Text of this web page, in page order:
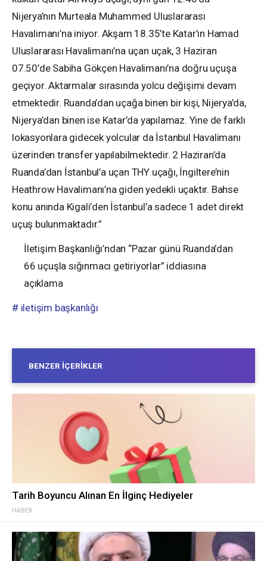
Nijerya’nın Murteala Muhammed Uluslararası
Havalimanı’na iniyor. Akşam 18.35’te Katar’ın Hamad
Uluslararası Havalimanı’na uçan uçak, 3 Haziran
07.50’de Sabiha Gökçen Havalimanı’na doğru uçuşa
geçiyor. Aktarmalar sırasında yolcu değişimi devam
etmektedir. Ruanda’dan uçağa binen bir kişi, Nijerya’da,
Nijerya’dan binen ise Katar’da yapılamaz. Yine de farklı
lokasyonlara gidecek yolcular da İstanbul Havalimanı
üzerinden transfer yapılabilmektedir. 2 Haziran’da
Ruanda’dan İstanbul’a uçan THY uçağı, İngiltere’nin
Heathrow Havalimanı’na giden yedekli uçaktır. Bahse
konu anında Kigali’den İstanbul’a sadece 1 adet direkt
uçuş bulunmaktadır.”
İletişim Başkanlığı’ndan “Pazar günü Ruanda’dan
66 uçuşla sığınmacı getiriyorlar” iddiasına
açıklama
# iletişim başkanlığı
BENZER İÇERIKLER
HABER
Tarih Boyuncu Alınan En İlginç Hediyeler